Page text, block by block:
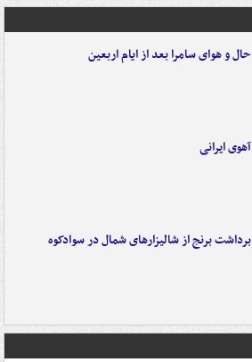
حال و هوای سامرا بعد از ایام اربعین
آهوی ایرانی
برداشت برنج از شالیزارهای شمال در سوادکوه